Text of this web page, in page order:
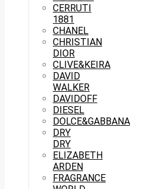
CERRUTI
1881
CHANEL
CHRISTIAN
DIOR
CLIVE&KEIRA
DAVID
WALKER
DAVIDOFF
DIESEL
DOLCE&GABBANA
DRY
DRY
ELIZABETH
ARDEN
FRAGRANCE